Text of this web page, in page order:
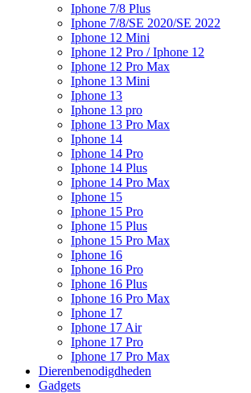
Iphone 7/8 Plus
Iphone 7/8/SE 2020/SE 2022
Iphone 12 Mini
Iphone 12 Pro / Iphone 12
Iphone 12 Pro Max
Iphone 13 Mini
Iphone 13
Iphone 13 pro
Iphone 13 Pro Max
Iphone 14
Iphone 14 Pro
Iphone 14 Plus
Iphone 14 Pro Max
Iphone 15
Iphone 15 Pro
Iphone 15 Plus
Iphone 15 Pro Max
Iphone 16
Iphone 16 Pro
Iphone 16 Plus
Iphone 16 Pro Max
Iphone 17
Iphone 17 Air
Iphone 17 Pro
Iphone 17 Pro Max
Dierenbenodigdheden
Gadgets